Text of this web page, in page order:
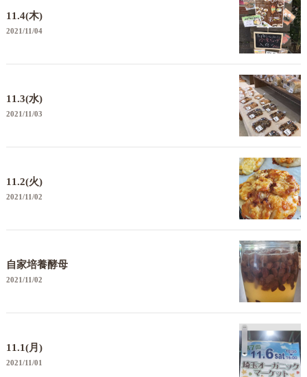
11.4(木)
2021/11/04
11.3(水)
2021/11/03
11.2(火)
2021/11/02
自家培養酵母
2021/11/02
11.1(月)
2021/11/01